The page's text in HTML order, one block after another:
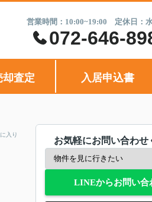
営業時間：10:00~19:00 定休日：
072-646-
却査定 入居申込書
入り
お気軽にお問い合わせ
LINEからお問い合